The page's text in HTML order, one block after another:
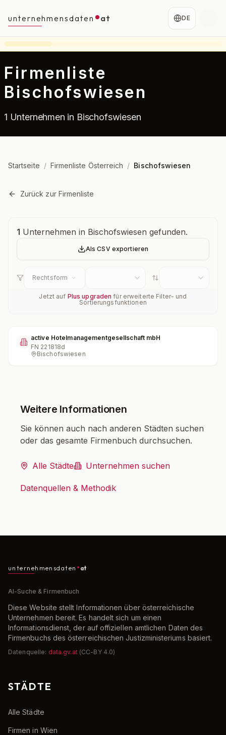
unternehmensdaten at DE
Firmenliste
Bischofswiesen
1 Unternehmen in Bischofswiesen
Startseite / Firmenliste Österreich / Bischofswiesen
Zurück zur Firmenliste
Unternehmensübersicht
1 Unternehmen in Bischofswiesen gefunden.
Als CSV exportieren
Rechtsform
Jetzt auf Plus upgraden für erweiterte Filter- und
Sortierungsfunktionen
active Hotelmanagementgesellschaft mbH
FN 221818d
Bischofswiesen
Weitere Informationen
Sie können auch nach anderen Städten suchen
oder das gesamte Firmenbuch durchsuchen.
Alle Städte Unternehmen suchen
Datenquellen & Methodik
unternehmensdaten at
AI-Suche & Firmenbuch
Diese Website stellt Informationen über österreichische
Unternehmen bereit. Es handelt sich um einen
Informationsdienst, der auf offiziellen amtlichen Daten des
Firmenbuchs des österreichischen Justizministeriums basiert.
Datenquelle: data.gv.at (CC-BY 4.0)
STÄDTE
Alle Städte
Firmen in Wien